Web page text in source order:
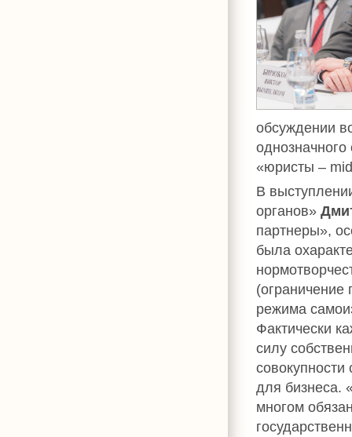
обсуждении
«юристы –
В
органов»
партнеры»,
была
(ограничение
режима
Фактически
силу
для бизнеса.
многом